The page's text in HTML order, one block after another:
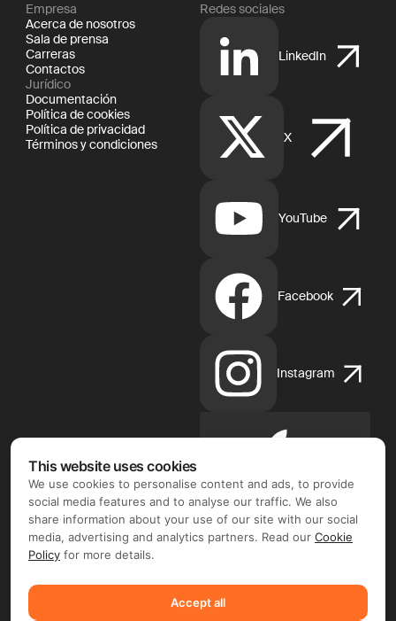
Empresa
Acerca de nosotros
Sala de prensa
Carreras
Contactos
Jurídico
Documentación
Política de cookies
Política de privacidad
Términos y condiciones
Redes sociales
LinkedIn
X
YouTube
Facebook
Instagram
App
Store
This website uses cookies
We use cookies to personalise content and ads, to provide
social media features and to analyse our traffic. We also
share information about your use of our site with our social
media, advertising and analytics partners. Read our Cookie
Policy for more details.
Accept all